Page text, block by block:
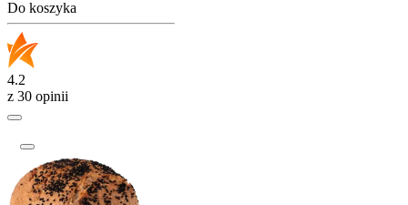
Do koszyka
4.2
z 30 opinii